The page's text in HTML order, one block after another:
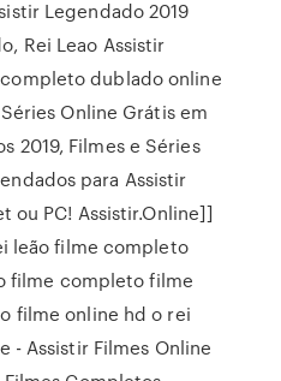
Legendado 2019
Rei Leao Assistir
dublado online
Online Grátis em
2019, Filmes e Séries
para Assistir
ou PC! Assistir.Online]]
leão filme completo
filme completo filme
filme online hd o rei
- Assistir Filmes Online